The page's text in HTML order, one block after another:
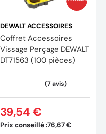
DEWALT ACCESSOIRES
Coffret Accessoires
Vissage Perçage DEWALT
DT71563 (100 pièces)
Prix conseillé :76,67 €
39,54 €